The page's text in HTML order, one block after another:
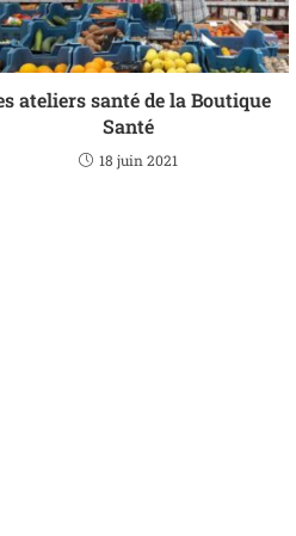
ateliers santé de la Boutique
Santé
18 juin 2021